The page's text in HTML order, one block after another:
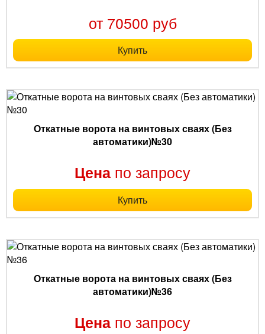
от 70500 руб
Купить
Откатные ворота на винтовых сваях (Без
автоматики)№30
Цена по запросу
Купить
Откатные ворота на винтовых сваях (Без
автоматики)№36
Цена по запросу